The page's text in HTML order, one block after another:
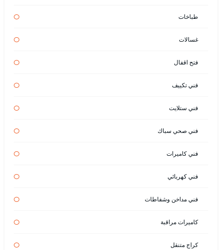
طباخات
غسالات
فتح اقفال
فني تكييف
فني ستلايت
فني صحي سباك
فني كاميرات
فني كهربائي
فني مداخن وشفاطات
كاميرات مراقبة
كراج متنقل